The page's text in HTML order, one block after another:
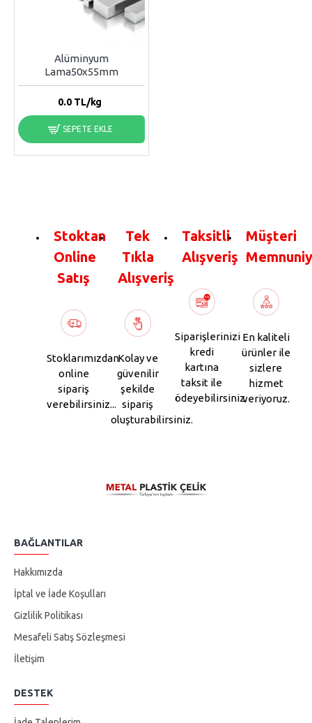
Alüminyum
Lama50x55mm
0.0TL/kg
SEPETE EKLE
Stoktan
Online
Satış
Stoklarımızdan
online
sipariş
verebilirsiniz...
Tek
Tıkla
Alışveriş
Kolay ve
güvenilir
şekilde
sipariş
oluşturabilirsiniz.
Taksitli
Alışveriş
Siparişlerinizi
kredi
kartına
taksit ile
ödeyebilirsiniz.
Müşteri
En kaliteli
ürünler ile
sizlere
hizmet
veriyoruz.
BAĞLANTILAR
Hakkımızda
İptal ve İade Koşulları
Gizlilik Politikası
Mesafeli Satış Sözleşmesi
İletişim
DESTEK